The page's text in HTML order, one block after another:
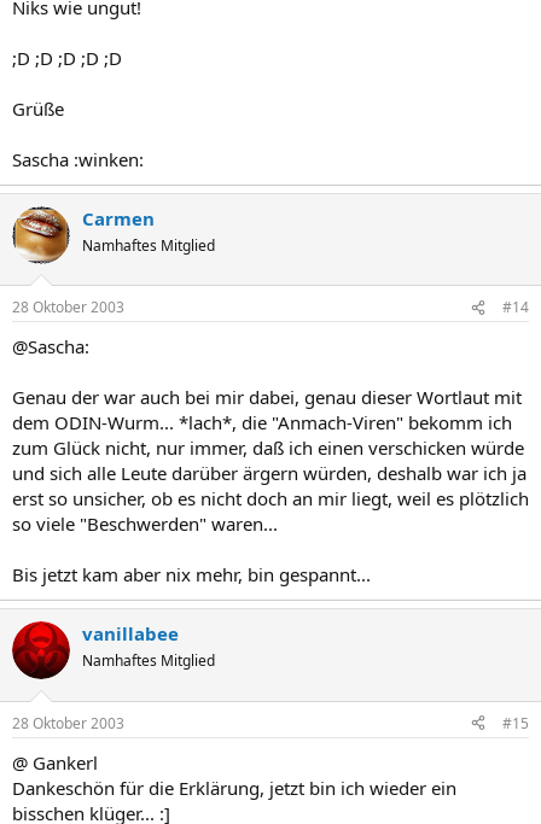
Niks wie ungut!
;D ;D ;D ;D ;D
Grüße
Sascha :winken:
Carmen
Namhaftes Mitglied
28 Oktober 2003 #14
@Sascha:
Genau der war auch bei mir dabei, genau dieser Wortlaut mit
dem ODIN-Wurm... *lach*, die "Anmach-Viren" bekomm ich
zum Glück nicht, nur immer, daß ich einen verschicken würde
und sich alle Leute darüber ärgern würden, deshalb war ich ja
erst so unsicher, ob es nicht doch an mir liegt, weil es plötzlich
so viele "Beschwerden" waren...
Bis jetzt kam aber nix mehr, bin gespannt...
vanillabee
Namhaftes Mitglied
28 Oktober 2003 #15
@ Gankerl
Dankeschön für die Erklärung, jetzt bin ich wieder ein
bisschen klüger... :]